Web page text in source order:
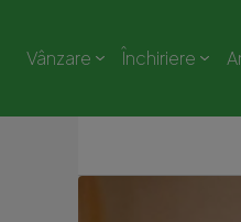
Vânzare Închiriere